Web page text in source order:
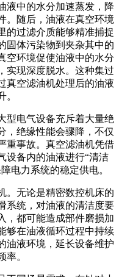
液中的水分加速蒸发，降
。随后，油液在真空环境
的过滤介质能够精准捕捉
固体污染物到夹杂其中的
空环境促使油液中的水分
实现深度脱水。这种集过
真空滤油机处理后的油液
。
型电气设备充斥着大量绝
，绝缘性能会骤降，不仅
重事故。真空滤油机凭借
设备内的油液进行“清洁
电力系统的稳定供电。
。无论是精密数控机床的
系统，对油液的清洁度要
，都可能造成部件磨损加
够在油液循环过程中持续
油液环境，延长设备维护
率。